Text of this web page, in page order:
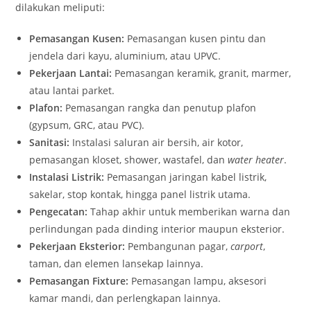
dilakukan meliputi:
Pemasangan Kusen: Pemasangan kusen pintu dan
jendela dari kayu, aluminium, atau UPVC.
Pekerjaan Lantai: Pemasangan keramik, granit, marmer,
atau lantai parket.
Plafon: Pemasangan rangka dan penutup plafon
(gypsum, GRC, atau PVC).
Sanitasi: Instalasi saluran air bersih, air kotor,
pemasangan kloset, shower, wastafel, danwater heater.
Instalasi Listrik: Pemasangan jaringan kabel listrik,
sakelar, stop kontak, hingga panel listrik utama.
Pengecatan: Tahap akhir untuk memberikan warna dan
perlindungan pada dinding interior maupun eksterior.
Pekerjaan Eksterior: Pembangunan pagar,carport,
taman, dan elemen lansekap lainnya.
Pemasangan Fixture: Pemasangan lampu, aksesori
kamar mandi, dan perlengkapan lainnya.